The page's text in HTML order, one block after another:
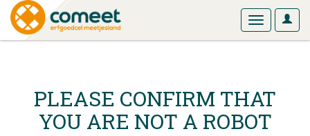
User
Toggle
PLEASE CONFIRM THAT
YOU ARE NOT A ROBOT